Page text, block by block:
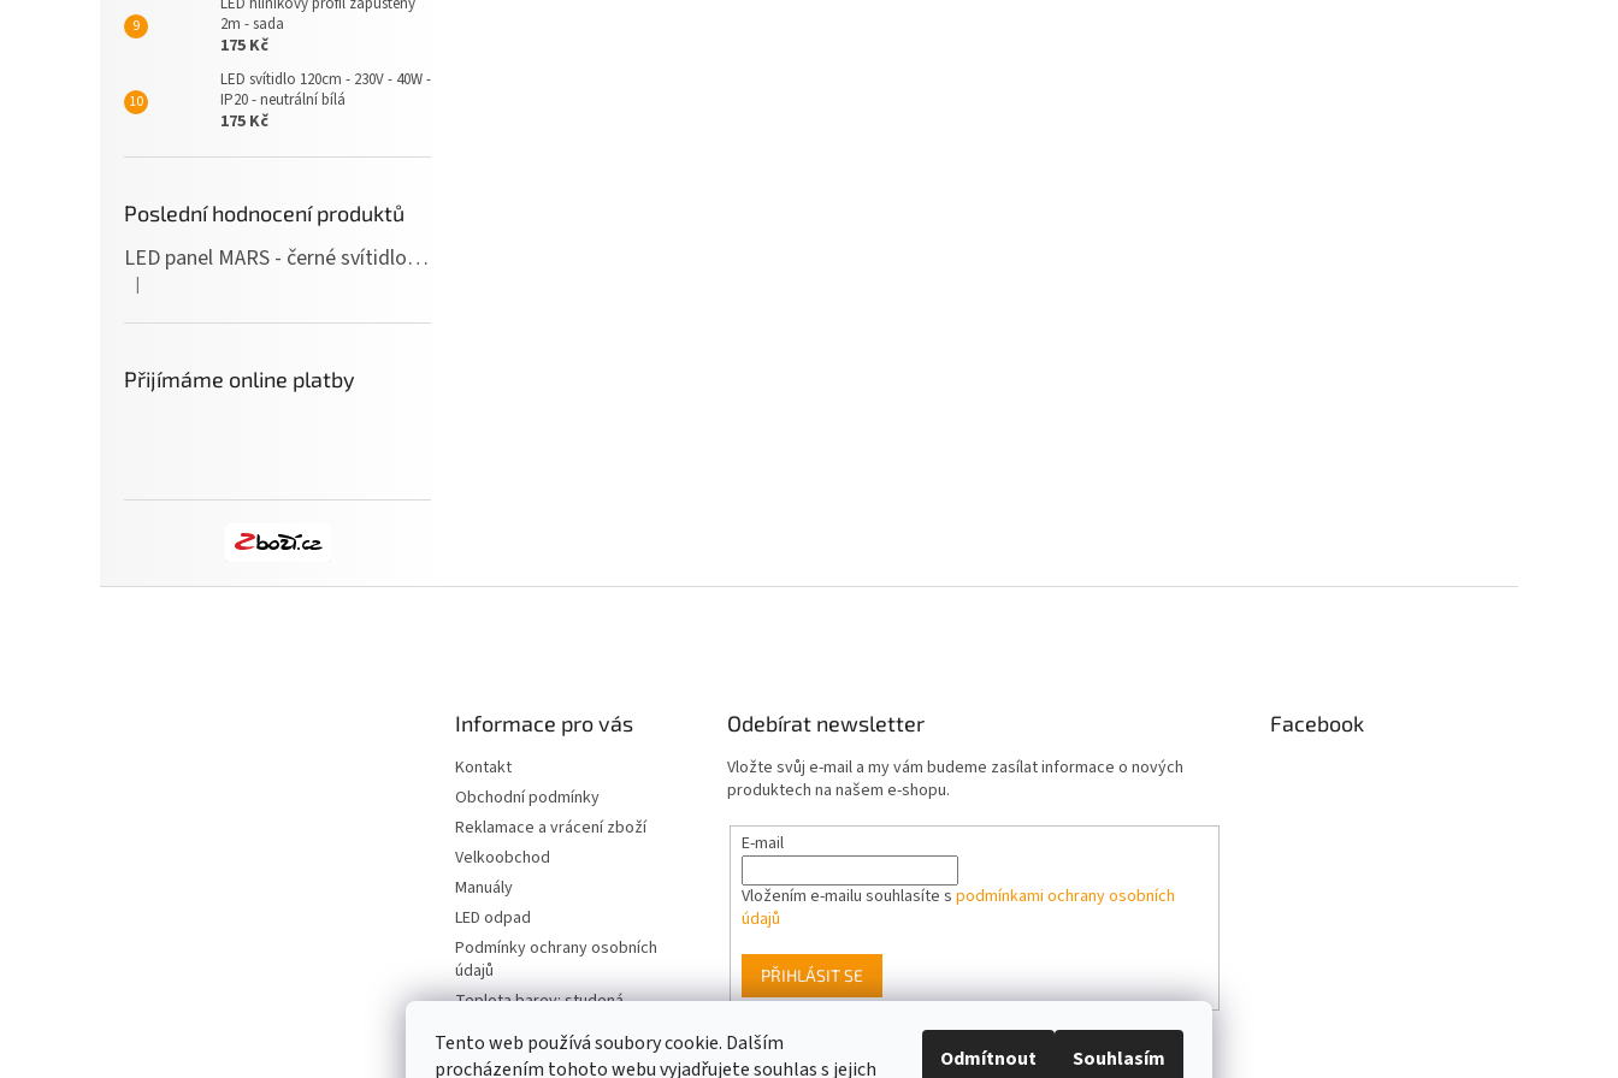
Tento web používá soubory cookie. Dalším
procházením tohoto webu vyjadřujete souhlas s jejich
Odmítnout Souhlasím
2m - sada
175 Kč
LED svítidlo 120cm - 230V - 40W -
IP20 - neutrální bílá
175 Kč
Poslední hodnocení produktů
LED panel MARS - černé svítidlo SLIM - 120cm - 36W - 230V - 3600Lm - neutrální bílá
Hodnocení produktu je 5 z 5 hvězdiček.
|
Přijímáme online platby
Informace pro vás
Kontakt
Obchodní podmínky
Reklamace a vrácení zboží
Velkoobchod
Manuály
LED odpad
Podmínky ochrany osobních
údajů
Teplota barev: studená,
vybrat správnou barvu světla
pro vaše prostory
Odebírat newsletter
Vložte svůj e-mail a my vám budeme zasílat informace o nových
produktech na našem e-shopu.
E-mail
Vložením e-mailu souhlasíte s podmínkami ochrany osobních
údajů
PŘIHLÁSIT SE
Facebook